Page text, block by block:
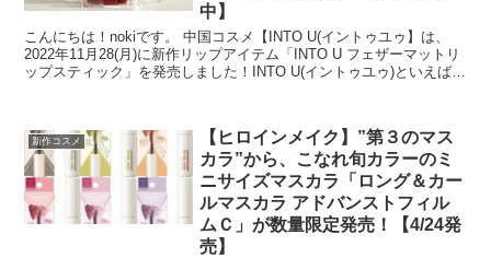
中】
こんにちは！nokiです。 中国コスメ【INTO U(イントゥユゥ】は、
2022年11月28(月)に新作リップアイテム「INTO U フェザーマットリ
ップスティック」を発売しました！INTO U(イントゥユゥ)といえば、
新作コスメ
【ヒロインメイク】”第３のマス
カラ”から、こなれ旬カラーのミ
ニサイズマスカラ「ロング＆カー
ルマスカラ アドバンストフィル
ムＣ」が数量限定発売！【4/24発
売】